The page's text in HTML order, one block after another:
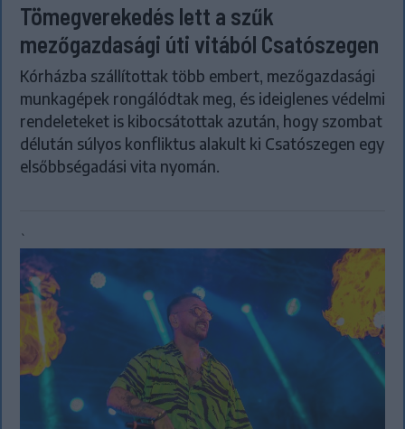
Tömegverekedés lett a szűk
mezőgazdasági úti vitából Csatószegen
Kórházba szállítottak több embert, mezőgazdasági
munkagépek rongálódtak meg, és ideiglenes védelmi
rendeleteket is kibocsátottak azután, hogy szombat
délután súlyos konfliktus alakult ki Csatószegen egy
elsőbbségadási vita nyomán.
`